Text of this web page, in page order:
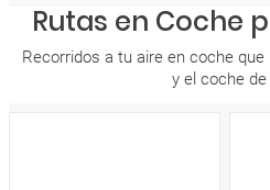
Rutas en Coche
Recorridos a tu aire en coche
y el coche